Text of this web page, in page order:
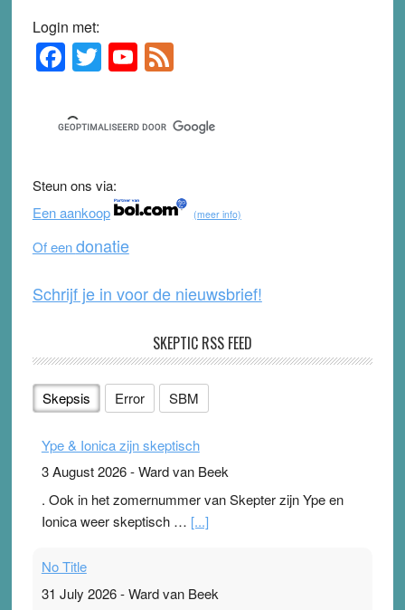
Login met:
Primary
Sidebar
F
a
c
e
b
o
o
k
T
wi
tt
er
Y
o
u
T
b
e
F
e
d
Steun ons via:
Een aankoop
(meer info)
Of eendonatie
Schrijf je in voor de nieuwsbrief!
SKEPTIC RSS FEED
Skepsis Error SBM
Ype & Ionica zijn skeptisch
3 August 2026-Ward van Beek
. Ook in het zomernummer van Skepter zijn Ype en
Ionica weer skeptisch … [...]
No Title
31 July 2026-Ward van Beek